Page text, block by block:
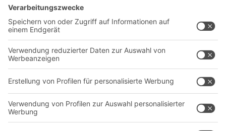
Lösungen
Intralogistiklösungen
Behältersysteme
Regalsysteme
Transportsysteme
Beratung & Service
Kontaktformular
UnternehmenFollow us